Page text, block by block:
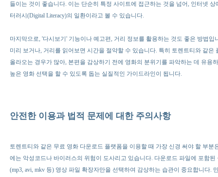
들이는 것이 좋습니다. 이는 단순히 특정 사이트에 접근하는 것을 넘어, 인터넷
터러시(Digital Literacy)의 일환이라고 볼 수 있습니다.
마지막으로, '다시보기' 기능이나 예고편, 거리 정보를 활용하는 것도 좋은 방법
미리 보거나, 거리를 읽어보면 시간을 절약할 수 있습니다. 특히 토렌트티와 같
올라오는 경우가 많아, 본편을 감상하기 전에 영화의 분위기를 파악하는 데 유용
높은 영화 선택을 할 수 있도록 돕는 실질적인 가이드라인이 됩니다.
안전한 이용과 법적 문제에 대한 주의사항
토렌트티와 같은 무료 영화 다운로드 플랫폼을 이용할 때 가장 신경 써야 할 부분
에는 악성코드나 바이러스의 위험이 도사리고 있습니다. 다운로드 파일에 포함
(mp3, avi, mkv 등) 영상 파일 확장자만을 선택하여 감상하는 습관이 중요합니다.